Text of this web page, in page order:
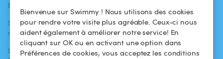
Bienvenue sur Swimmy ! Nous utilisons des cookies
pour rendre votre visite plus agréable. Ceux-ci nous
aident également à améliorer notre service! En
cliquant sur OK ou en activant une option dans
Préférences de cookies, vous acceptez les conditions
Blog
Swimmy dans les
médias
L'aventure
baigneurs
Pour les
propriétaires
Conditions
d'utilisation
Politique de